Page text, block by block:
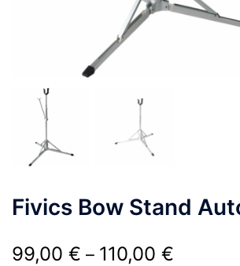
Fivics Bow Stand
99,00 € – 110,00 €